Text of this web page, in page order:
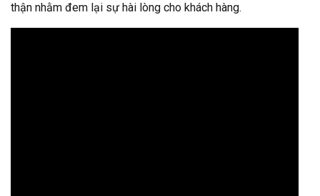
thận nhằm đem lại sự hài lòng cho khách hàng.